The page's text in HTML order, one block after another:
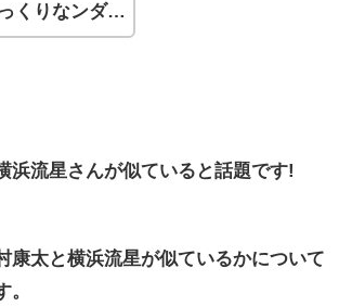
くりなンダ…
浜流星さんが似ていると話題です!
康太と横浜流星が似ているかについて